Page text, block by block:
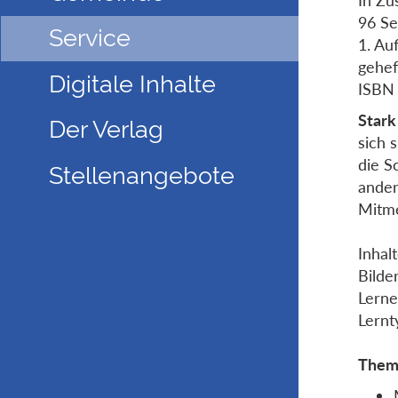
Service
Digitale Inhalte
Der Verlag
Stellenangebote
96
1.
sich
die